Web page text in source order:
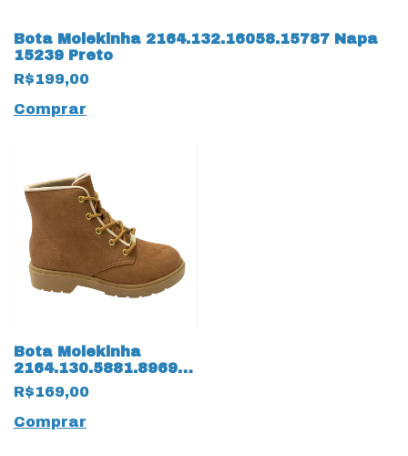
Bota Molekinha 2164.132.16058.15787 Napa
15239 Preto
R$199,00
Comprar
Bota Molekinha
2164.130.5881.89691
Camurça Flex 15238
Caramelo
R$169,00
Comprar